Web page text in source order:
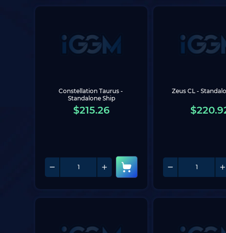
Constellation Taurus -
Standalone Ship
$215.26
Zeus CL -
$